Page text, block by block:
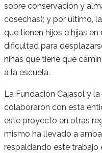
sobre conservación y
cosechas); y por último,
que tienen hijos e hijas
dificultad para
niñas que tiene que
a la escuela.
La Fundación Cajasol y la
colaboraron con esta
este proyecto en otras
mismo ha llevado a
respaldando este trabajo